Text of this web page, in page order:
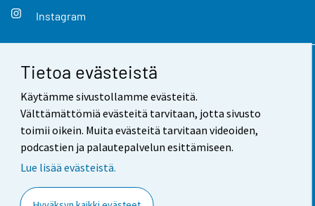
Tietoa evästeistä
Käytämme sivustollamme evästeitä.
Välttämättömiä evästeitä tarvitaan, jotta sivusto
toimii oikein. Muita evästeitä tarvitaan videoiden,
podcastien ja palautepalvelun esittämiseen.
Lue lisää evästeistä.
Instagram
Yhteystiedot
Palaute
Käyttöehdot
Saavutettavuus